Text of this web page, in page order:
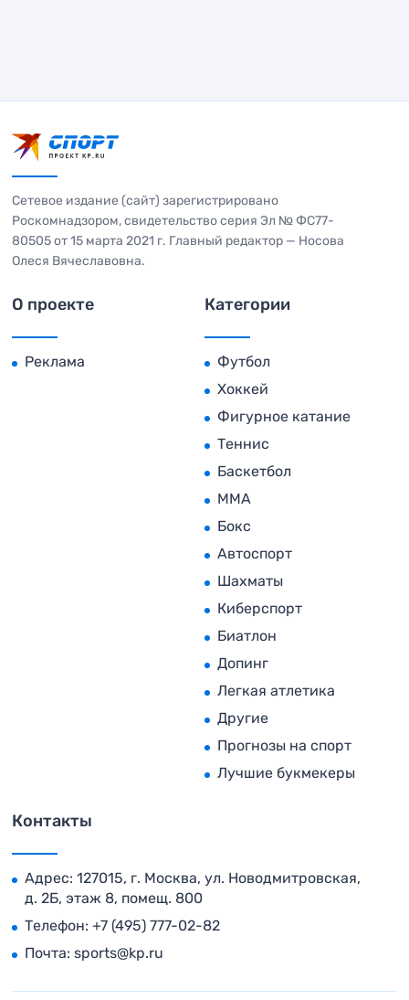
Сетевое издание (сайт) зарегистрировано
Роскомнадзором, свидетельство серия Эл № ФС77-
80505 от 15 марта 2021 г. Главный редактор — Носова
Олеся Вячеславовна.
О проекте
Реклама
Категории
Футбол
Хоккей
Фигурное катание
Теннис
Баскетбол
MMA
Бокс
Автоспорт
Шахматы
Киберспорт
Биатлон
Допинг
Легкая атлетика
Другие
Прогнозы на спорт
Лучшие букмекеры
Контакты
Адрес: 127015, г. Москва, ул. Новодмитровская,
д. 2Б, этаж 8, помещ. 800
Телефон: +7 (495) 777-02-82
Почта: sports@kp.ru